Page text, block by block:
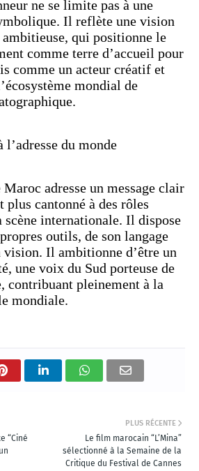
ne se limite pas à une
Il reflète une vision
qui positionne le
comme terre d’accueil pour
comme un acteur créatif et
mondial de
l’adresse du monde
adresse un message clair
plus cantonné à des rôles
scène internationale. Il dispose
outils, de son langage
vision. Il ambitionne d’être un
une voix du Sud porteuse de
contribuant pleinement à la
mondiale.
PLUS RÉCENTE
Le film marocain “L’Mina”
sélectionné à la Semaine de la
Critique du Festival de Cannes
“Ciné